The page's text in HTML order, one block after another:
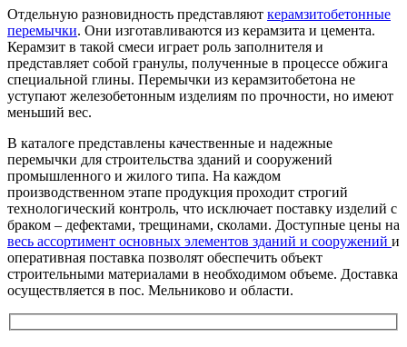
Отдельную разновидность представляют керамзитобетонные
перемычки. Они изготавливаются из керамзита и цемента.
Керамзит в такой смеси играет роль заполнителя и
представляет собой гранулы, полученные в процессе обжига
специальной глины. Перемычки из керамзитобетона не
уступают железобетонным изделиям по прочности, но имеют
меньший вес.
В каталоге представлены качественные и надежные
перемычки для строительства зданий и сооружений
промышленного и жилого типа. На каждом
производственном этапе продукция проходит строгий
технологический контроль, что исключает поставку изделий с
браком – дефектами, трещинами, сколами. Доступные цены на
весь ассортимент основных элементов зданий и сооружений и
оперативная поставка позволят обеспечить объект
строительными материалами в необходимом объеме. Доставка
осуществляется в пос. Мельниково и области.